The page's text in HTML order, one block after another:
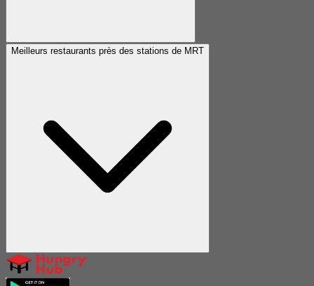
Meilleurs restaurants près des stations de MRT